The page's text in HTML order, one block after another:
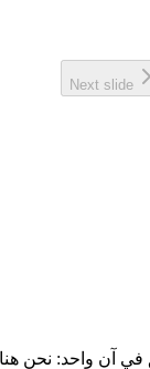
Next slide